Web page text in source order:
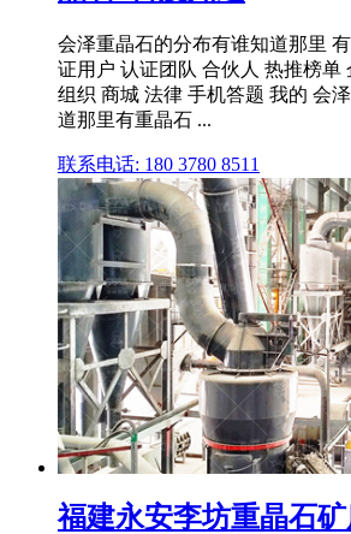
会泽重晶石的分布有谁知道那里
证用户 认证团队 合伙人 热推榜单
组织 商城 法律 手机答题 我的 会
道那里有重晶石 ...
联系电话: 180 3780 8511
福建永安李坊重晶石